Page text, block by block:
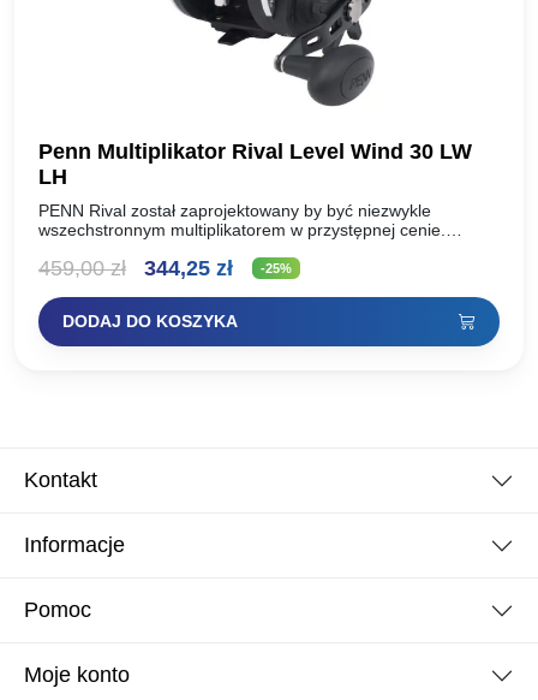
Penn Multiplikator Rival Level Wind 30 LW
LH
PENN Rival został zaprojektowany by być niezwykle
wszechstronnym multiplikatorem w przystępnej cenie.
dodatkowymi aluminiowymi pierścieniami dla lepszej…
459,00zł
Pierwotna
cena
wynosiła:
344,25 złAktualna
cena
wynosi:
-25%
DODAJ DO KOSZYKA
Kontakt
Informacje
Pomoc
Moje konto